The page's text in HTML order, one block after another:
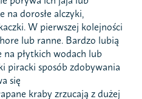
na dorosłe alczyki,
W pierwszej kolejności
lub ranne. Bardzo lubią
na płytkich wodach lub
piracki sposób zdobywania
się
kraby zrzucają z dużej